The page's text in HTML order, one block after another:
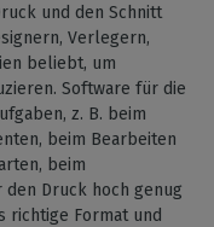
und den Schnitt
Verlegern,
beliebt, um
Software für die
z. B. beim
beim Bearbeiten
beim
Druck hoch genug
richtige Format und